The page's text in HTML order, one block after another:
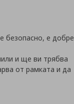
безопасно, е добре
и ще ви трябва
от рамката и да